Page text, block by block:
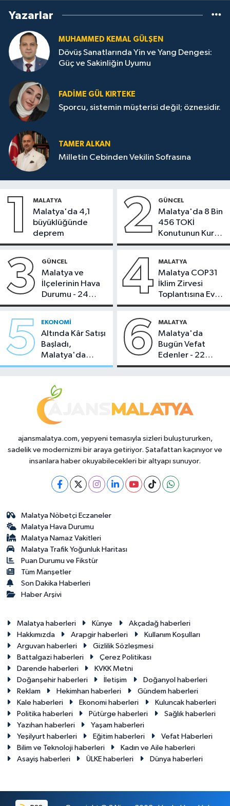
Yazarlar
MUHAMMED KEMAL GÜLŞEN
Dövüş Sanatlarında Yin ve Yang Dengesi:
Güç ve Sakinliğin Uyumu
FADIME GÜL KIRTEKE
Sporcu, sistemin müşterisi değil; öznesidir.
TAMER ALKAN
Milletin Cebinden Vekilin Sofrasına
1 MALATYA
Malatya'da 4,1
büyüklüğünde
deprem
2 GÜNCEL
Malatya'da 8 Bin
456 TOKİ
Konutunun Kurası
Bugün Çekiliyor
3 GÜNCEL
Malatya ve
İlçelerinin Hava
Durumu - 24
Temmuz 2026
4 MALATYA
Malatya COP31
İklim Zirvesi
Toplantısına Ev
Sahipliği Yaptı
5 EKONOMI
Altında Kâr Satışı
Başladı,
Malatya'da
Makas Ne
6 MALATYA
Malatya'da
Bugün Vefat
Edenler - 22
Temmuz 2026
ajansmalatya.com, yepyeni temasıyla sizleri buluştururken,
sadelik ve modernizmi bir araya getiriyor. Şatafattan kaçınıyor ve
insanlara haber okuyabilecekleri bir altyapı sunuyor.
Malatya Nöbetçi Eczaneler
Malatya Hava Durumu
Malatya Namaz Vakitleri
Malatya Trafik Yoğunluk Haritası
Puan Durumu ve Fikstür
Tüm Manşetler
Son Dakika Haberleri
Haber Arşivi
Malatya haberleri Künye
Akçadağ haberleri
Hakkımızda
Arapgir haberleri
Kullanım Koşulları
Arguvan haberleri
Gizlilik Sözleşmesi
Battalgazi haberleri
Çerez Politikası
Darende haberleri
KVKK Metni
Doğanşehir haberleri
İletişim
Doğanyol haberleri
Reklam
Hekimhan haberleri
Gündem haberleri
Kale haberleri
Ekonomi haberleri
Kuluncak haberleri
Politika haberleri
Pütürge haberleri
Sağlık haberleri
Yazıhan haberleri
Yaşam haberleri
Yeşilyurt haberleri
Eğitim haberleri
Vefat Haberleri
Bilim ve Teknoloji haberleri
Kadın ve Aile haberleri
Asayiş haberleri
ÜLKE haberleri Dünya haberleri